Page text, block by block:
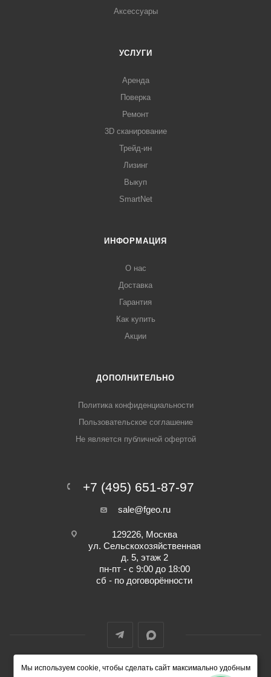
Мы используем cookie, чтобы сделать сайт максимально удобным
Аксессуары
УСЛУГИ
Аренда
Поверка
Ремонт
3D сканирование
Трейд-ин
Лизинг
Выкуп
SmartNet
ИНФОРМАЦИЯ
О нас
Доставка
Гарантия
Как купить
Акции
ДОПОЛНИТЕЛЬНО
Политика конфиденциальности
Пользовательское соглашение
Не является публичной офертой
+7 (495) 651-87-97
sale@fgeo.ru
129226, Москва
ул. Сельскохозяйственная
д. 5, этаж 2
пн-пт - с 9:00 до 18:00
сб - по договорённости